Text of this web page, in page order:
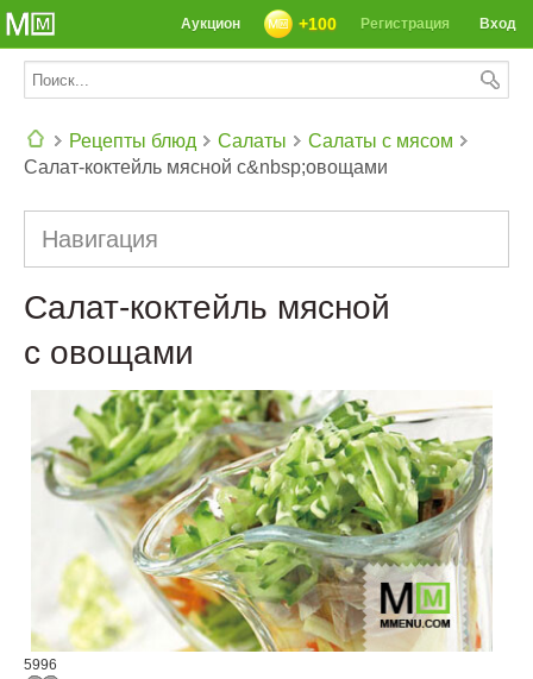
Вход
Регистрация
+100
Аукцион
Рецепты блюд Салаты
Салаты с мясом
Салат-коктейль мясной с&nbsp;овощами
Навигация
Салат-коктейль мясной
с овощами
5996